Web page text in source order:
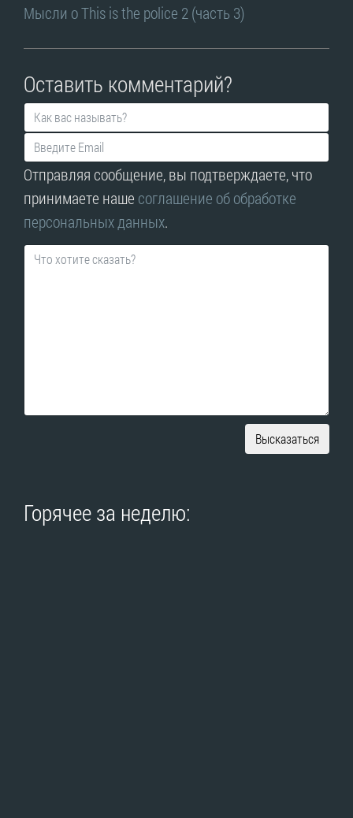
Мысли о This is the police 2 (часть 3)
Оставить комментарий?
Отправляя сообщение, вы подтверждаете, что
принимаете наше соглашение об обработке
персональных данных.
Высказаться
Горячее за неделю: